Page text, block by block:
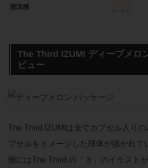
清涼感
The Third IZUMI ディープメロ
ビュー
The Third IZUMIは全てカプセル入りの
プセルをイメージした球体が描かれて
側にはThe Third の「３」のイラスト